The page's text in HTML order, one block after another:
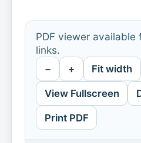
PDF viewer available
links.
− + Fit width
View Fullscreen
Print PDF